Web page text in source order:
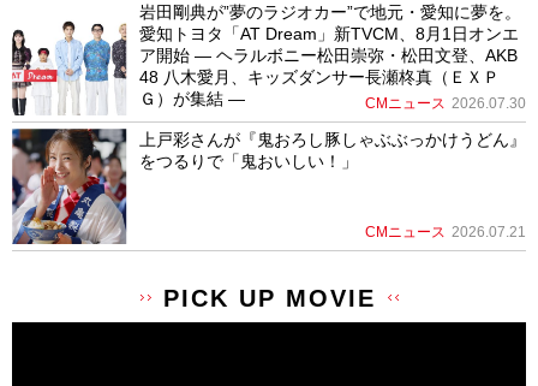
岩田剛典が”夢のラジオカー”で地元・愛知に夢を。
愛知トヨタ「AT Dream」新TVCM、8月1日オンエ
ア開始 ― ヘラルボニー松田崇弥・松田文登、AKB
48 八木愛月、キッズダンサー長瀬柊真（ＥＸＰ
Ｇ）が集結 ―
CMニュース 2026.07.30
上戸彩さんが『鬼おろし豚しゃぶぶっかけうどん』
をつるりで「鬼おいしい！」
CMニュース 2026.07.21
PICK UP MOVIE